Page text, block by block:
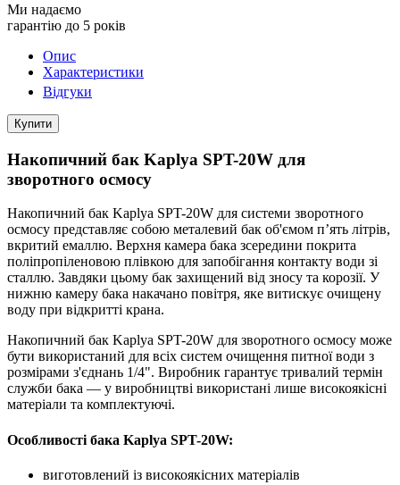
Ми надаємо
гарантію до 5 років
Опис
Характеристики
Відгуки
Купити
Накопичний бак Kaplya SPT-20W для
зворотного осмосу
Накопичний бак Kaplya SPT-20W для системи зворотного
осмосу представляє собою металевий бак об'ємом п’ять літрів,
вкритий емаллю. Верхня камера бака зсередини покрита
поліпропіленовою плівкою для запобігання контакту води зі
сталлю. Завдяки цьому бак захищений від зносу та корозії. У
нижню камеру бака накачано повітря, яке витискує очищену
воду при відкритті крана.
Накопичний бак Kaplya SPT-20W для зворотного осмосу може
бути використаний для всіх систем очищення питної води з
розмірами з'єднань 1/4". Виробник гарантує тривалий термін
служби бака — у виробництві використані лише високоякісні
матеріали та комплектуючі.
Особливості бака Kaplya SPT-20W:
виготовлений із високоякісних матеріалів